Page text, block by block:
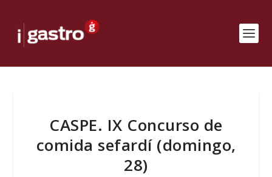
CASPE. IX Concurso de
comida sefardí (domingo,
28)